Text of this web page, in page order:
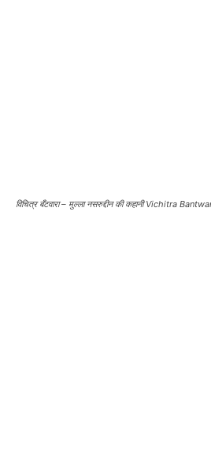
विचित्र बँटवारा – मुल्ला नसरुद्दीन की कहानी Vichitra